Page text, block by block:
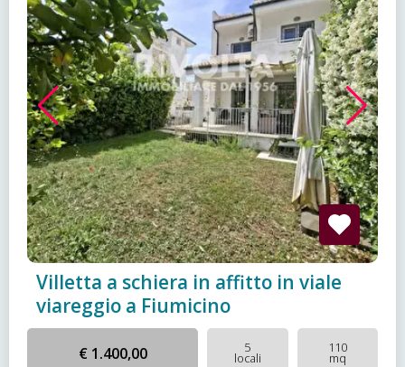
Villetta a schiera in affitto in viale
viareggio a Fiumicino
€ 1.400,00 5
locali
110
mq